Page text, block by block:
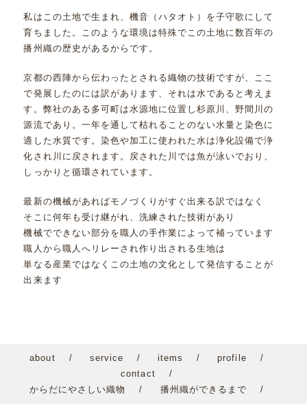
私はこの土地で生まれ、機音（ハタオト）を子守歌にして
育ちました。このような環境は特殊でこの土地に数百年の
播州織の歴史があるからです。
京都の西陣から伝わったとされる織物の技術ですが、ここ
で発展したのには訳があります、それは水であると考えま
す。弊社のある多可町は水源地に位置し杉原川、野間川の
源流であり。一年を通して枯れることのない水量と染色に
適した水質です。染色や加工に使われた水は浄化設備で浄
化され川に戻されます。戻された川では魚が泳いでおり、
しっかりと循環されています。
最新の機械があればモノづくりがすぐ出来る訳ではなく
そこに何年も受け継がれ、洗練された技術があり
機械でできない部分を職人の手作業によって補っています
職人から職人へリレーされ作り出される生地は
単なる産業ではなくこの土地の文化として発信することが
出来ます
about service items
profile
contact
からだにやさしい織物
播州織ができるまで